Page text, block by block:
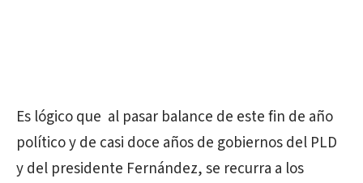
Es lógico que al pasar balance de este fin de año
político y de casi doce años de gobiernos del PLD
y del presidente Fernández, se recurra a los